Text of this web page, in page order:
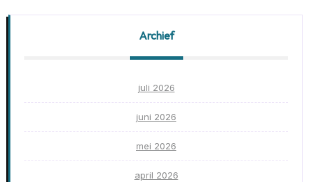
Archief
juli 2026
juni 2026
mei 2026
april 2026